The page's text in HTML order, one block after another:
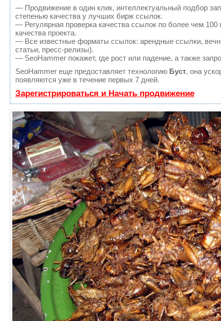
— Продвижение в один клик, интеллектуальный подбор
степенью качества у лучших бирж ссылок.
— Регулярная проверка качества ссылок по более чем
качества проекта.
— Все известные форматы ссылок: арендные ссылки,
статьи, пресс-релизы).
— SeoHammer покажет, где рост или падение, а также
SeoHammer еще предоставляет технологию Буст, она
появляются уже в течение первых 7 дней.
Зарегистрироваться и Начать продвижение